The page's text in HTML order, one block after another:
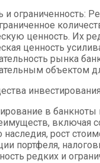
и ограниченность:
ценность. Их
ценность
рынка
объектом
в банкноты
включая
наследия, рост
портфеля,
редких и